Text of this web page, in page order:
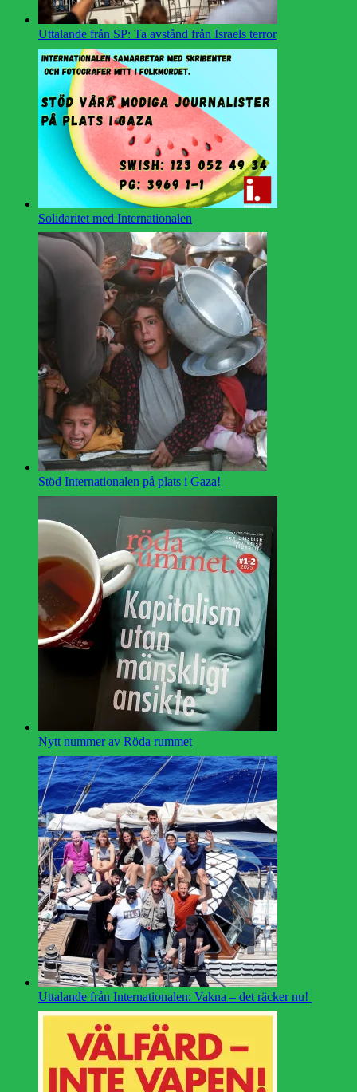
Uttalande från SP: Ta avstånd från Israels terror
Solidaritet med Internationalen
Stöd Internationalen på plats i Gaza!
Nytt nummer av Röda rummet
Uttalande från Internationalen: Vakna – det räcker nu!